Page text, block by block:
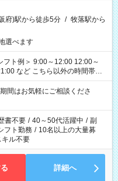
府)駅から徒歩5分 / 牧落駅から
選べます
外の時間帯も
はお気軽にご相談くださ
書不要 / 40～50代活躍中 / 副
フト勤務 / 10名以上の大量募
キル不要
詳細へ